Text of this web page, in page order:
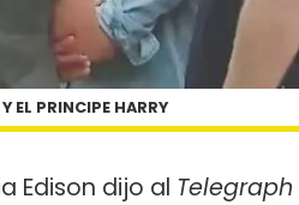
EL PRINCIPE HARRY
Edison dijo al Telegraph